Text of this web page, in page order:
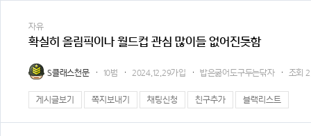
자유
확실히 올림픽이나 월드컵 관심 많이들 없어진듯함
S클래스천문 10범 2024.12.29가입 밥은굶어도구두는닦자 조회
게시글보기 쪽지보내기 채팅신청 친구추가 블랙리스트